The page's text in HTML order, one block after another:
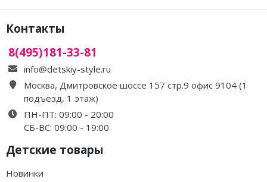
Контакты
8(495)181-33-81
info@detskiy-style.ru
Москва, Дмитровское шоссе 157 стр.9 офис 9104 (1
подъезд, 1 этаж)
ПН-ПТ: 09:00 - 20:00
СБ-ВС: 09:00 - 19:00
Детские товары
Новинки